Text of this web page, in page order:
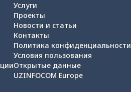
Услуги
Проекты
Новости и статьи
Контакты
Политика конфиденциальности
Условия пользования
Открытые данные
UZINFOCOM Europe